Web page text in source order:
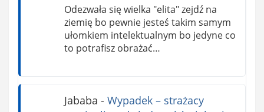
Odezwała się wielka "elita" zejdź na
ziemię bo pewnie jesteś takim samym
ułomkiem intelektualnym bo jedyne co
to potrafisz obrażać…
Jababa - Wypadek – strażacy